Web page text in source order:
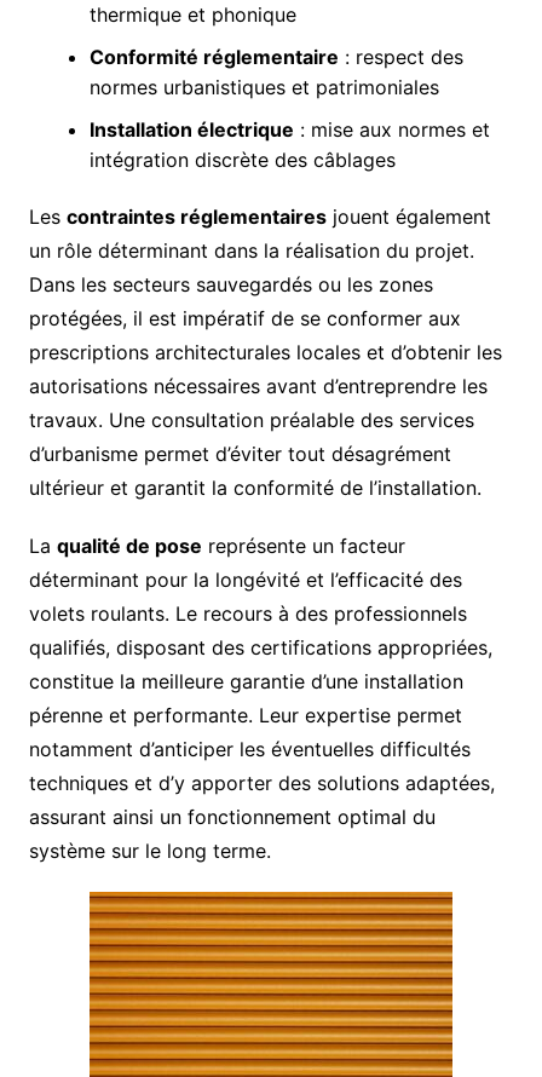
thermique et phonique
Conformité réglementaire : respect des
normes urbanistiques et patrimoniales
Installation électrique : mise aux normes et
intégration discrète des câblages
Les contraintes réglementairesjouent également
un rôle déterminant dans la réalisation du projet.
Dans les secteurs sauvegardés ou les zones
protégées, il est impératif de se conformer aux
prescriptions architecturales locales et d’obtenir les
autorisations nécessaires avant d’entreprendre les
travaux. Une consultation préalable des services
d’urbanisme permet d’éviter tout désagrément
ultérieur et garantit la conformité de l’installation.
La qualité de pose représente un facteur
déterminant pour la longévité et l’efficacité des
volets roulants. Le recours à des professionnels
qualifiés, disposant des certifications appropriées,
constitue la meilleure garantie d’une installation
pérenne et performante. Leur expertise permet
notamment d’anticiper les éventuelles difficultés
techniques et d’y apporter des solutions adaptées,
assurant ainsi un fonctionnement optimal du
système sur le long terme.